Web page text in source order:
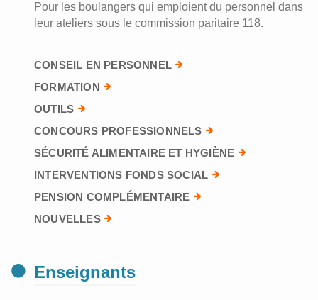
Pour les boulangers qui emploient du personnel dans
leur ateliers sous le commission paritaire 118.
CONSEIL EN PERSONNEL
FORMATION
OUTILS
CONCOURS PROFESSIONNELS
SÉCURITÉ ALIMENTAIRE ET HYGIÈNE
INTERVENTIONS FONDS SOCIAL
PENSION COMPLÉMENTAIRE
NOUVELLES
Enseignants